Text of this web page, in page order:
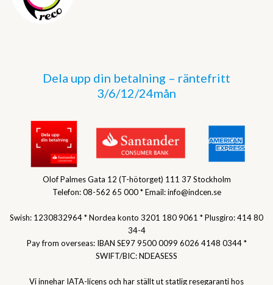
Dela upp din betalning – räntefritt
3/6/12/24mån
Olof Palmes Gata 12 (T-hötorget) 111 37 Stockholm
Telefon: 08-562 65 000 * Email: info@indcen.se
Swish: 1230832964 * Nordea konto 3201 180 9061 * Plusgiro: 414 80
34-4
Pay from overseas: IBAN SE97 9500 0099 6026 4148 0344 *
SWIFT/BIC: NDEASESS
Vi innehar IATA-licens och har ställt ut statlig resegaranti hos